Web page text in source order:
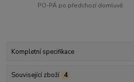
PO-PÁ po předchozí domluvě
Kompletní specifikace
Související zboží 4